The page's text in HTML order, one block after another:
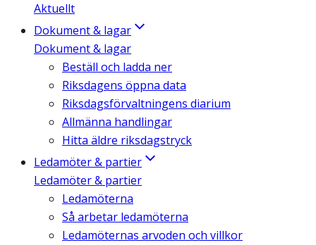
Aktuellt
Dokument & lagar
Dokument & lagar
Beställ och ladda ner
Riksdagens öppna data
Riksdagsförvaltningens diarium
Allmänna handlingar
Hitta äldre riksdagstryck
Ledamöter & partier
Ledamöter & partier
Ledamöterna
Så arbetar ledamöterna
Ledamöternas arvoden och villkor